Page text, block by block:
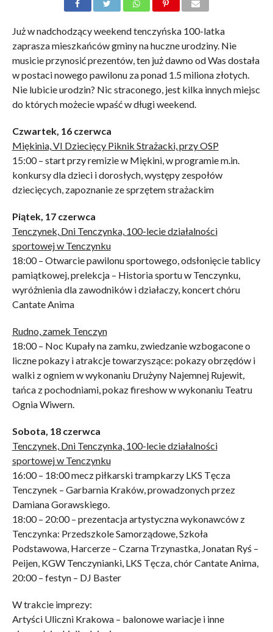
Już w nadchodzący weekend tenczyńska 100-latka
zaprasza mieszkańców gminy na huczne urodziny. Nie
musicie przynosić prezentów, ten już dawno od Was dostała
w postaci nowego pawilonu za ponad 1.5 miliona złotych.
Nie lubicie urodzin? Nic straconego, jest kilka innych miejsc
do których możecie wpaść w długi weekend.
Czwartek, 16 czerwca
Miękinia, VI Dziecięcy Piknik Strażacki, przy OSP
15:00 – start przy remizie w Miękini, w programie m.in.
konkursy dla dzieci i dorosłych, występy zespołów
dziecięcych, zapoznanie ze sprzętem strażackim
Piątek, 17 czerwca
Tenczynek, Dni Tenczynka, 100-lecie działalności
sportowej w Tenczynku
18:00 – Otwarcie pawilonu sportowego, odsłonięcie tablicy
pamiątkowej, prelekcja – Historia sportu w Tenczynku,
wyróżnienia dla zawodników i działaczy, koncert chóru
Cantate Anima
Rudno, zamek Tenczyn
18:00 – Noc Kupały na zamku, zwiedzanie wzbogacone o
liczne pokazy i atrakcje towarzyszące: pokazy obrzędów i
walki z ogniem w wykonaniu Drużyny Najemnej Rujewit,
tańca z pochodniami, pokaz fireshow w wykonaniu Teatru
Ognia Wiwern.
Sobota, 18 czerwca
Tenczynek, Dni Tenczynka, 100-lecie działalności
sportowej w Tenczynku
16:00 – 18:00 mecz piłkarski trampkarzy LKS Tęcza
Tenczynek – Garbarnia Kraków, prowadzonych przez
Damiana Gorawskiego.
18:00 – 20:00 – prezentacja artystyczna wykonawców z
Tenczynka: Przedszkole Samorządowe, Szkoła
Podstawowa, Harcerze – Czarna Trzynastka, Jonatan Ryś –
Peijen, KGW Tenczynianki, LKS Tęcza, chór Cantate Anima,
20:00 – festyn – DJ Baster
W trakcie imprezy:
Artyści Uliczni Krakowa – balonowe wariacje i inne